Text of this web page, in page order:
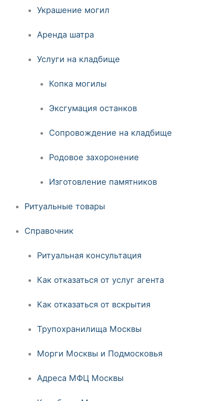
Украшение могил
Аренда шатра
Услуги на кладбище
Копка могилы
Эксгумация останков
Сопровождение на кладбище
Родовое захоронение
Изготовление памятников
Ритуальные товары
Справочник
Ритуальная консультация
Как отказаться от услуг агента
Как отказаться от вскрытия
Трупохранилища Москвы
Морги Москвы и Подмосковья
Адреса МФЦ Москвы